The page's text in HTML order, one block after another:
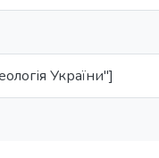
України"]